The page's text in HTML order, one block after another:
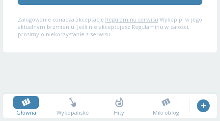
Zalogowanie oznacza akceptację Regulaminu serwisu Wykop.pl w jego
aktualnym brzmieniu. Jeśli nie akceptujesz Regulaminu w całości,
prosimy o niekorzystanie z serwisu.
Główna Wykopalisko Hity Mikroblog